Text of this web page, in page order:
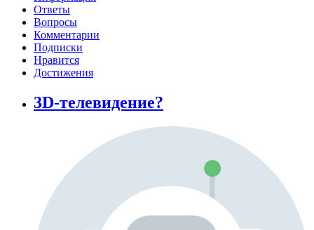
Ответы
Вопросы
Комментарии
Подписки
Нравится
Достижения
3D-телевидение?